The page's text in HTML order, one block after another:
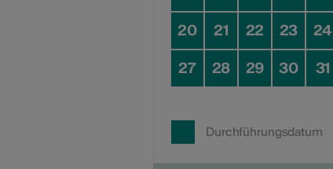
20 21 22 23 24
27 28 29 30 31
Durchführungsdatum